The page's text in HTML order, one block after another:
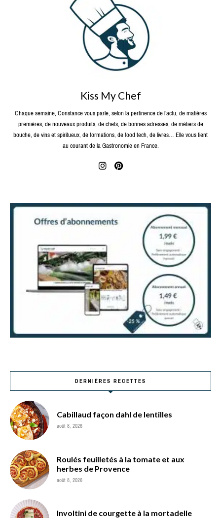
Kiss My Chef
Chaque semaine, Constance vous parle, selon la pertinence de l’actu, de matières
premières, de nouveaux produits, de chefs, de bonnes adresses, de métiers de
bouche, de vins et spiritueux, de formations, de food tech, de livres… Elle vous tient
au courant de la Gastronomie en France.
DERNIÈRES RECETTES
Cabillaud façon dahl de lentilles
août 8, 2026
Roulés feuilletés à la tomate et aux
herbes de Provence
août 8, 2026
Involtini de courgette à la mortadelle